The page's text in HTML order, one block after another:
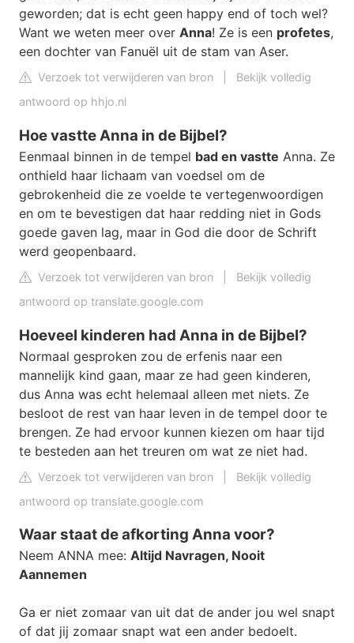
geworden; dat is echt geen happy end of toch wel?
Want we weten meer over Anna! Ze is een profetes,
een dochter van Fanuël uit de stam van Aser.
Verzoek tot verwijderen van bron
Bekijk volledig
antwoord op hhjo.nl
Hoe vastte Anna in de Bijbel?
Eenmaal binnen in de tempel bad en vastte Anna. Ze
onthield haar lichaam van voedsel om de
gebrokenheid die ze voelde te vertegenwoordigen
en om te bevestigen dat haar redding niet in Gods
goede gaven lag, maar in God die door de Schrift
werd geopenbaard.
Verzoek tot verwijderen van bron
Bekijk volledig
antwoord op translate.google.com
Hoeveel kinderen had Anna in de Bijbel?
Normaal gesproken zou de erfenis naar een
mannelijk kind gaan, maar ze had geen kinderen,
dus Anna was echt helemaal alleen met niets. Ze
besloot de rest van haar leven in de tempel door te
brengen. Ze had ervoor kunnen kiezen om haar tijd
te besteden aan het treuren om wat ze niet had.
Verzoek tot verwijderen van bron
Bekijk volledig
antwoord op translate.google.com
Waar staat de afkorting Anna voor?
Neem ANNA mee: Altijd Navragen, Nooit
Aannemen
Ga er niet zomaar van uit dat de ander jou wel snapt
of dat jij zomaar snapt wat een ander bedoelt.